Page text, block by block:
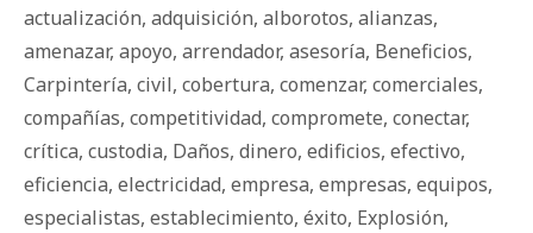
actualización, adquisición, alborotos, alianzas,
amenazar, apoyo, arrendador, asesoría, Beneficios,
Carpintería, civil, cobertura, comenzar, comerciales,
compañías, competitividad, compromete, conectar,
crítica, custodia, Daños, dinero, edificios, efectivo,
eficiencia, electricidad, empresa, empresas, equipos,
especialistas, establecimiento, éxito, Explosión,